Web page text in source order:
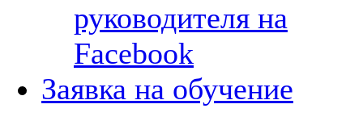
руководителя на
Facebook
Заявка на обучение